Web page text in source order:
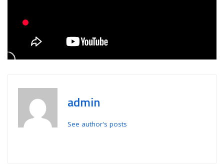
admin
See author's posts